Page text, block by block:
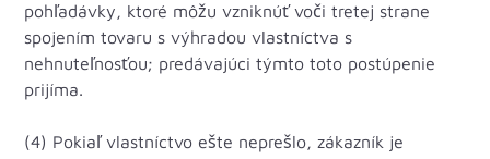
pohľadávky, ktoré môžu vzniknúť voči tretej strane
spojením tovaru s výhradou vlastníctva s
nehnuteľnosťou; predávajúci týmto toto postúpenie
prijíma.
(4) Pokiaľ vlastníctvo ešte neprešlo, zákazník je